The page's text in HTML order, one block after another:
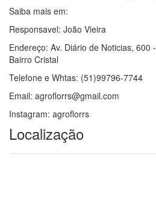
Saiba mais em:
Responsavel: João Vieira
Endereço: Av. Diário de Noticias, 600 -
Bairro Cristal
Telefone e Whtas: (51)99796-7744
Email: agroflorrs@gmail.com
Instagram: agroflorrs
Localização